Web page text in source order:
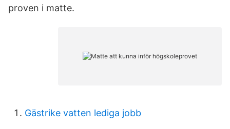
proven i matte.
Gästrike vatten lediga jobb